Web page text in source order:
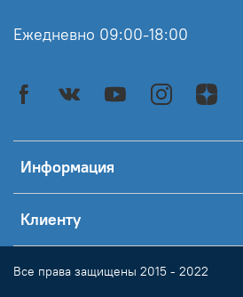
Информация
Клиенту
Ежедневно 09:00-18:00
Все права защищены 2015 - 2022